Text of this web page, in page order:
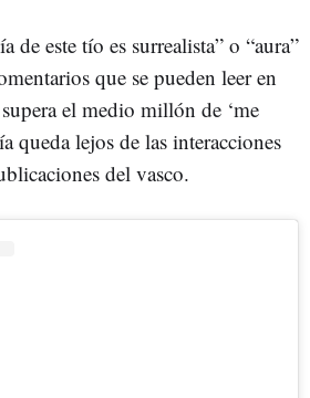
de este tío es surrealista” o “aura”
que se pueden leer en
el medio millón de ‘me
queda lejos de las interacciones
del vasco.